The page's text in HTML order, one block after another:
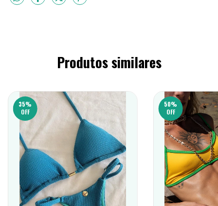
Produtos similares
35%
OFF
50%
OFF